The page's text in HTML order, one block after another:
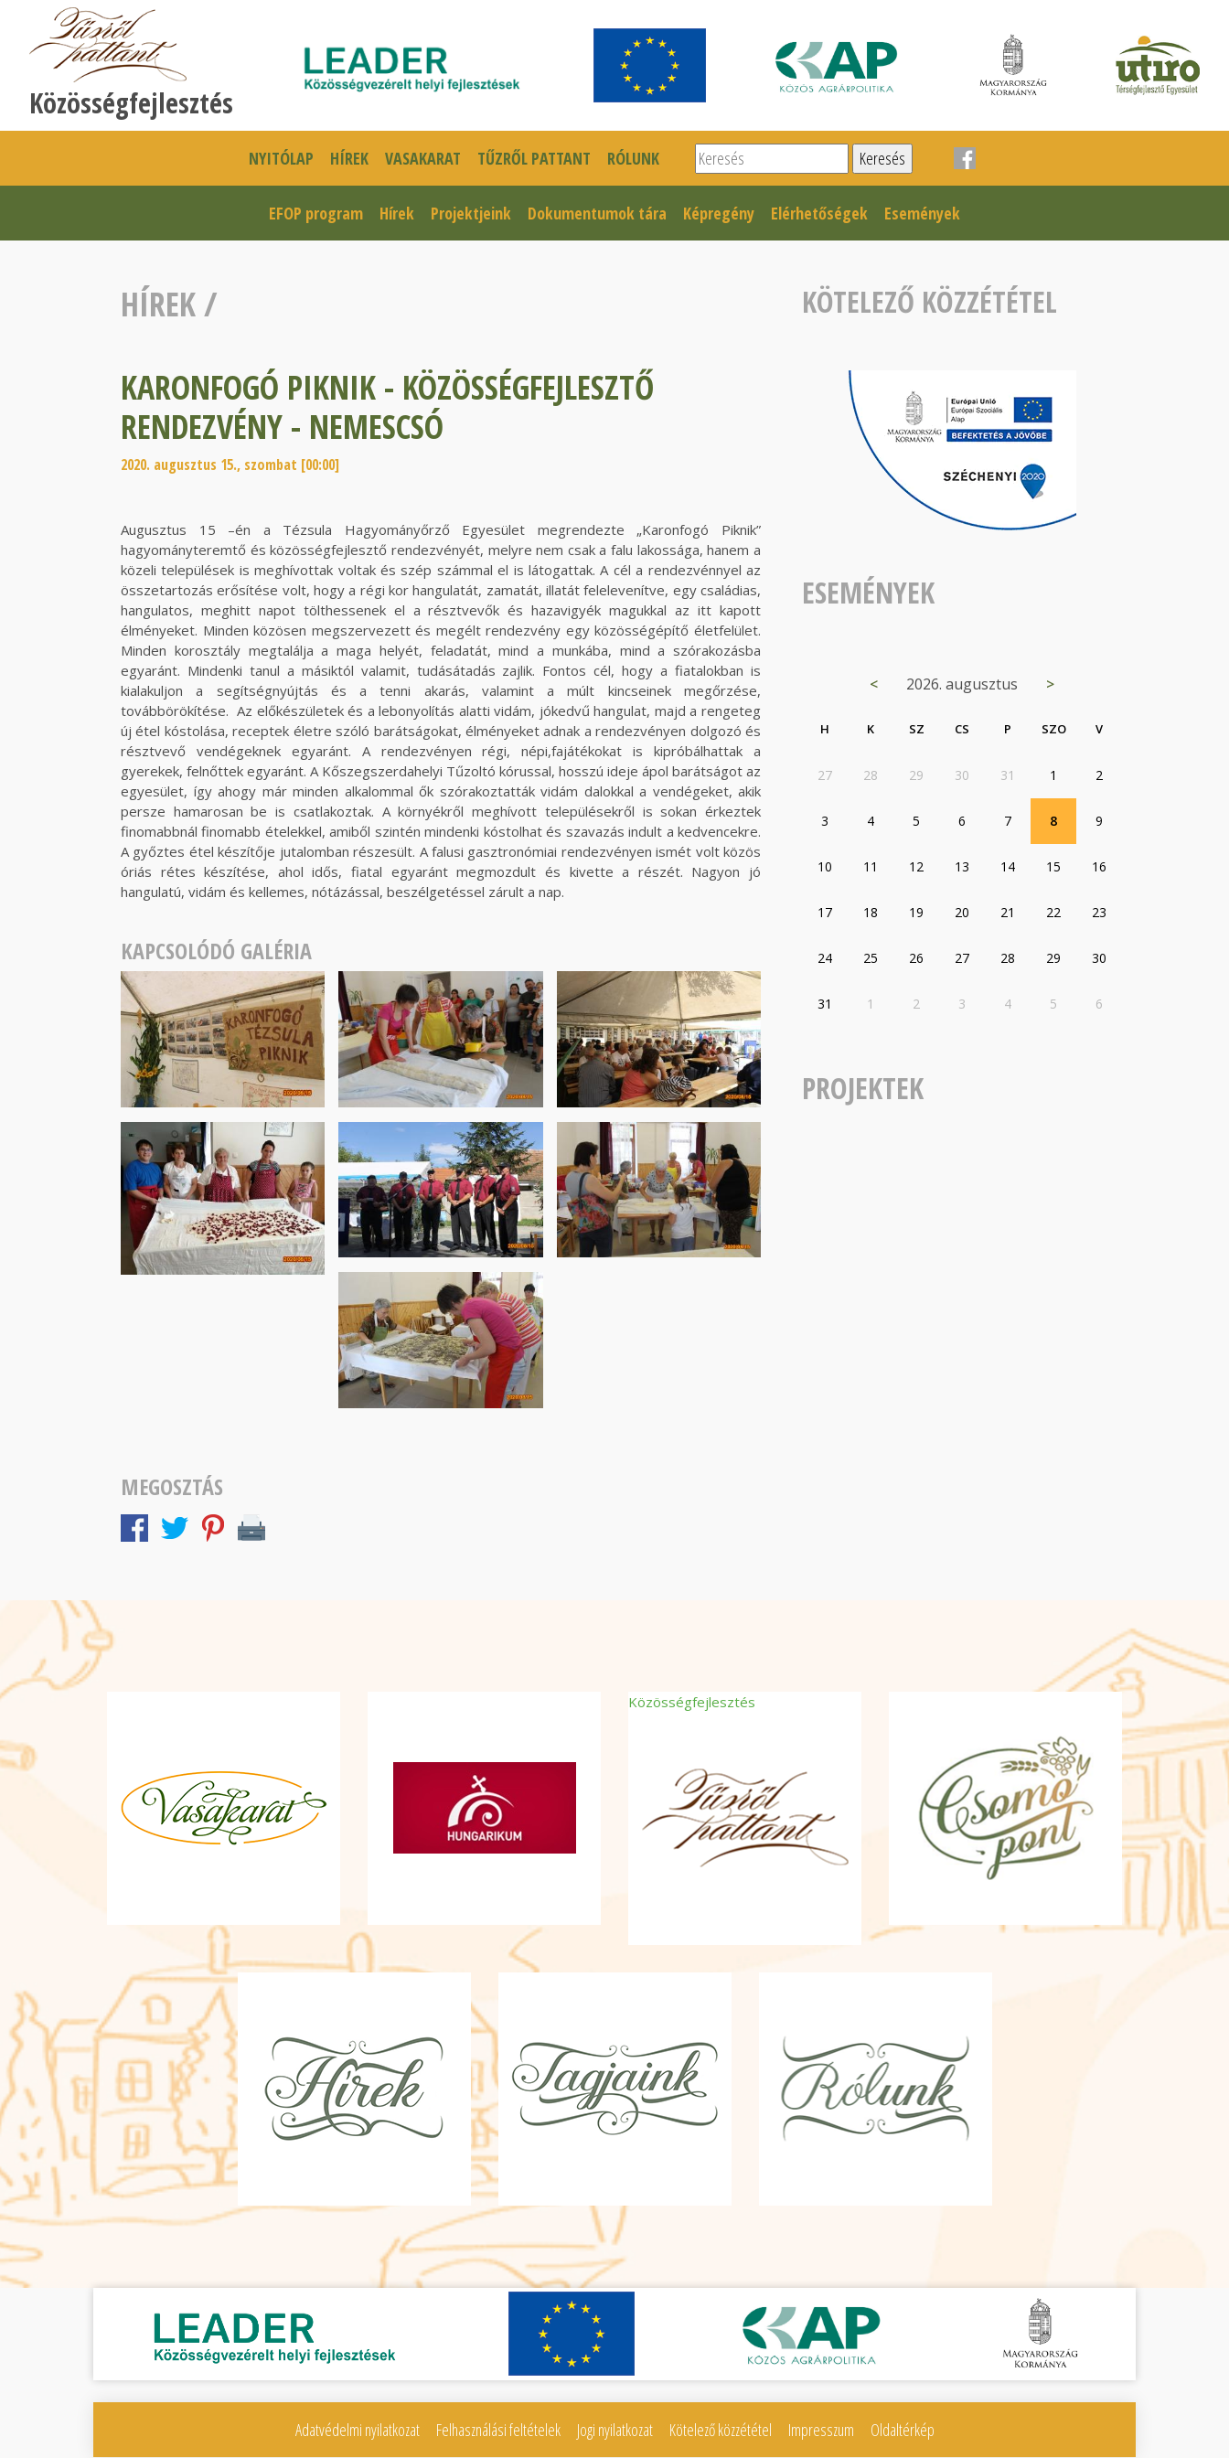
Közösségfejlesztés
NYITÓLAP HÍREK VASAKARAT TŰZRŐL PATTANT RÓLUNK Keresés
EFOP program Hírek Projektjeink Dokumentumok tára Képregény Elérhetőségek Események
HÍREK/
KARONFOGÓ PIKNIK - KÖZÖSSÉGFEJLESZTŐ
RENDEZVÉNY - NEMESCSÓ
2020. augusztus 15., szombat [00:00]
Augusztus 15 –én a Tézsula Hagyományőrző Egyesület megrendezte „Karonfogó Piknik”
hagyományteremtő és közösségfejlesztő rendezvényét, melyre nem csak a falu lakossága, hanem a
közeli települések is meghívottak voltak és szép számmal el is látogattak. A cél a rendezvénnyel az
összetartozás erősítése volt, hogy a régi kor hangulatát, zamatát, illatát felelevenítve, egy családias,
hangulatos, meghitt napot tölthessenek el a résztvevők és hazavigyék magukkal az itt kapott
élményeket. Minden közösen megszervezett és megélt rendezvény egy közösségépítő életfelület.
Minden korosztály megtalálja a maga helyét, feladatát, mind a munkába, mind a szórakozásba
egyaránt. Mindenki tanul a másiktól valamit, tudásátadás zajlik. Fontos cél, hogy a fiatalokban is
kialakuljon a segítségnyújtás és a tenni akarás, valamint a múlt kincseinek megőrzése,
továbbörökítése. Az előkészületek és a lebonyolítás alatti vidám, jókedvű hangulat, majd a rengeteg
új étel kóstolása, receptek életre szóló barátságokat, élményeket adnak a rendezvényen dolgozó és
résztvevő vendégeknek egyaránt. A rendezvényen régi, népi,fajátékokat is kipróbálhattak a
gyerekek, felnőttek egyaránt. A Kőszegszerdahelyi Tűzoltó kórussal, hosszú ideje ápol barátságot az
egyesület, így ahogy már minden alkalommal ők szórakoztatták vidám dalokkal a vendégeket, akik
persze hamarosan be is csatlakoztak. A környékről meghívott településekről is sokan érkeztek
finomabbnál finomabb ételekkel, amiből szintén mindenki kóstolhat és szavazás indult a kedvencekre.
A győztes étel készítője jutalomban részesült. A falusi gasztronómiai rendezvényen ismét volt közös
óriás rétes készítése, ahol idős, fiatal egyaránt megmozdult és kivette a részét. Nagyon jó
hangulatú, vidám és kellemes, nótázással, beszélgetéssel zárult a nap.
KAPCSOLÓDÓ GALÉRIA
MEGOSZTÁS
KÖTELEZŐ KÖZZÉTÉTEL
ESEMÉNYEK
< 2026. augusztus >
H K SZ CS P SZO V
27 28 29 30 31 1 2
3 4 5 6 7 8 9
10 11 12 13 14 15 16
17 18 19 20 21 22 23
24 25 26 27 28 29 30
31 1 2 3 4 5 6
PROJEKTEK
Közösségfejlesztés
Térségi civil összefogást és tenni
akarást erősítő EFOP
pályázatunk
Adatvédelmi nyilatkozat Felhasználási feltételek Jogi nyilatkozat Kötelező közzététel Impresszum Oldaltérkép